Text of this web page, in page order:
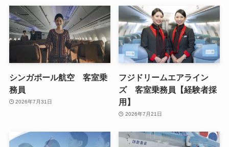
シンガポール航空 客室乗
務員
2026年7月31日
フジドリームエアライン
ズ 客室乗務員【経験者採
用】
2026年7月21日